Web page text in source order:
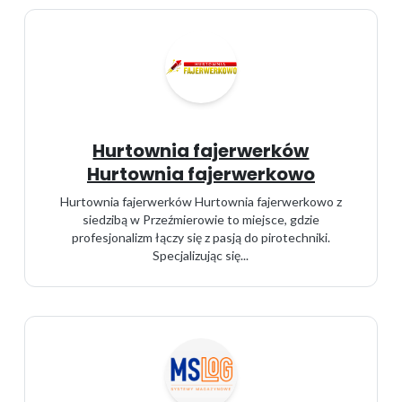
Hurtownia fajerwerków
Hurtownia fajerwerkowo
Hurtownia fajerwerków Hurtownia fajerwerkowo z
siedzibą w Przeźmierowie to miejsce, gdzie
profesjonalizm łączy się z pasją do pirotechniki.
Specjalizując się...